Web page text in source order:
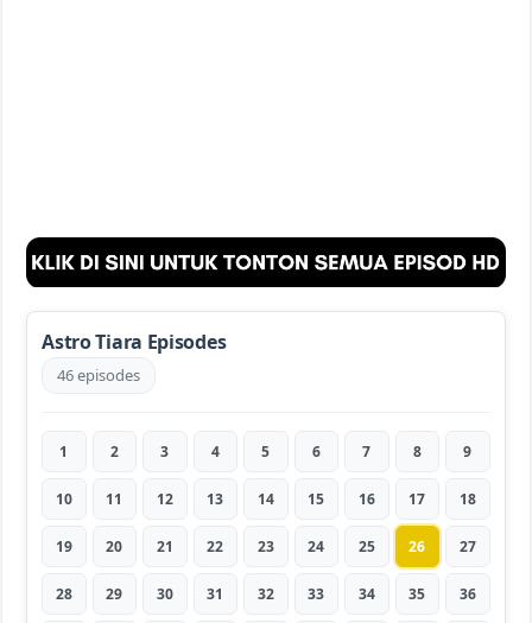
Astro Tiara Episodes
46 episodes
1 2 3 4 5 6 7 8 9
10 11 12 13 14 15 16 17 18
19 20 21 22 23 24 25 26 27
28 29 30 31 32 33 34 35 36